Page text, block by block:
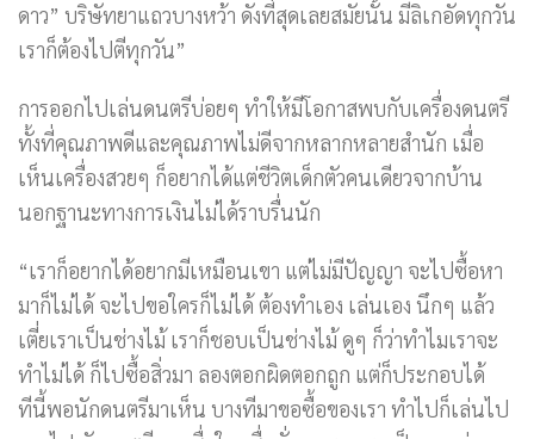
ดาว” บริษัทยาแถวบางหว้า ดังที่สุดเลยสมัยนั้น มีลิเกอัดทุกวัน
เราก็ต้องไปตีทุกวัน”
การออกไปเล่นดนตรีบ่อยๆ ทำให้มีโอกาสพบกับเครื่องดนตรี
ทั้งที่คุณภาพดีและคุณภาพไม่ดีจากหลากหลายสำนัก เมื่อ
เห็นเครื่องสวยๆ ก็อยากได้แต่ชีวิตเด็กตัวคนเดียวจากบ้าน
นอกฐานะทางการเงินไม่ได้ราบรื่นนัก
“เราก็อยากได้อยากมีเหมือนเขา แต่ไม่มีปัญญา จะไปซื้อหา
มาก็ไม่ได้ จะไปขอใครก็ไม่ได้ ต้องทำเอง เล่นเอง นึกๆ แล้ว
เตี่ยเราเป็นช่างไม้ เราก็ชอบเป็นช่างไม้ ดูๆ ก็ว่าทำไมเราจะ
ทำไม่ได้ ก็ไปซื้อสิ่วมา ลองตอกผิดตอกถูก แต่ก็ประกอบได้
ทีนี้พอนักดนตรีมาเห็น บางทีมาขอซื้อของเรา ทำไปก็เล่นไป